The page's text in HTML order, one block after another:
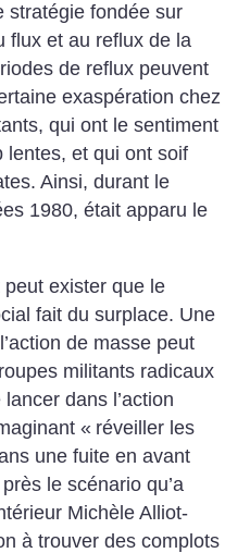
stratégie fondée sur
flux et au reflux de la
de reflux peuvent
exaspération chez
qui ont le sentiment
lentes, et qui ont soif
Ainsi, durant le
1980, était apparu le
peut exister que le
fait du surplace. Une
de masse peut
militants radicaux
dans l’action
« réveiller les
une fuite en avant
le scénario qu’a
Michèle Alliot-
à trouver des complots